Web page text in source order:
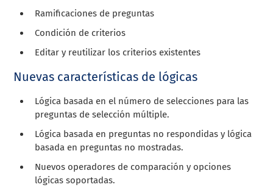
Ramificaciones de preguntas
Condición de criterios
Editar y reutilizar los criterios existentes
Nuevas características de lógicas
Lógica basada en el número de selecciones para las
preguntas de selección múltiple.
Lógica basada en preguntas no respondidas y lógica
basada en preguntas no mostradas.
Nuevos operadores de comparación y opciones
lógicas soportadas.